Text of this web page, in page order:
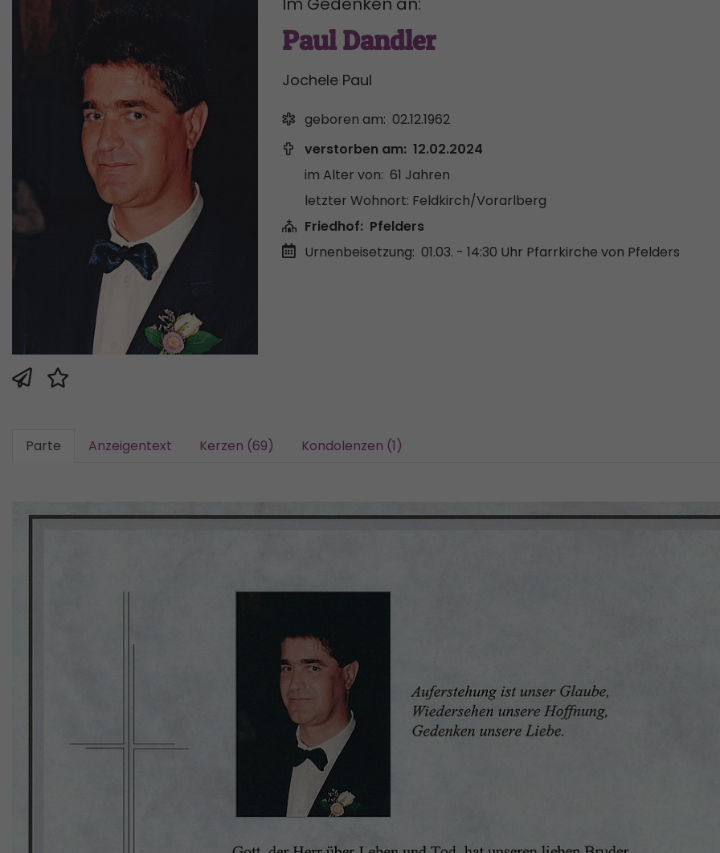
Paul Dandler
Jochele Paul
geboren am: 02.12.1962
verstorben am: 12.02.2024
im Alter von: 61 Jahren
letzter Wohnort: Feldkirch/Vorarlberg
Friedhof: Pfelders
Urnenbeisetzung: 01.03. - 14:30 Uhr Pfarrkirche von Pfelders
Parte Anzeigentext Kerzen (69) Kondolenzen (1)